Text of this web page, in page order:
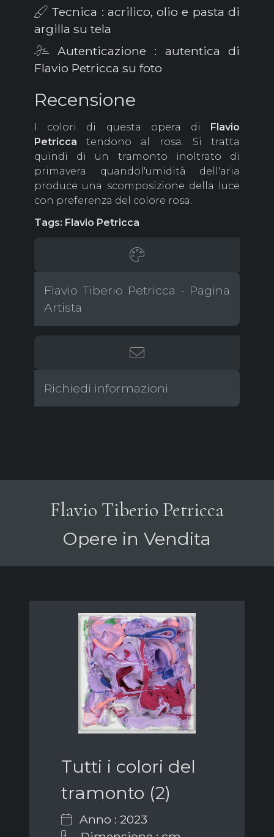
Tecnica : acrilico, olio e pasta di
argilla su tela
Autenticazione : autentica di
Flavio Petricca su foto
Recensione
I colori di questa opera di Flavio
Petricca tendono al rosa. Si tratta
quindi di un tramonto inoltrato di
primavera quandol'umidità dell'aria
produce una scomposizione della luce
con preferenza del colore rosa.
Tags: Flavio Petricca
Flavio Tiberio Petricca - Pagina
Artista
Richiedi informazioni
Flavio Tiberio Petricca
Opere in Vendita
Tutti i colori del
tramonto (2)
Anno : 2023